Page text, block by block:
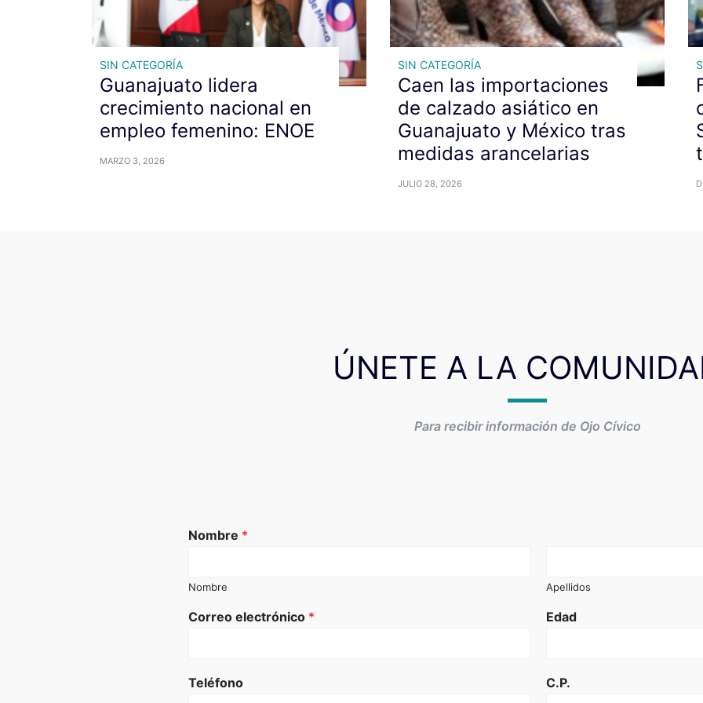
SIN CATEGORÍA
Guanajuato lidera
crecimiento nacional en
empleo femenino: ENOE
MARZO 3, 2026
SIN CATEGORÍA
Caen las importaciones
de calzado asiático en
Guanajuato y México tras
medidas arancelarias
JULIO 28, 2026
ÚNETE A LA
Para recibir información de Ojo Cívico
Nombre *
Nombre Apellidos
Correo electrónico * Edad
Teléfono C.P.